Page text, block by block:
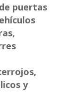
puertas
y